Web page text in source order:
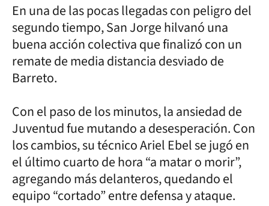
En una de las pocas llegadas con peligro del
segundo tiempo, San Jorge hilvanó una
buena acción colectiva que finalizó con un
remate de media distancia desviado de
Barreto.
Con el paso de los minutos, la ansiedad de
Juventud fue mutando a desesperación. Con
los cambios, su técnico Ariel Ebel se jugó en
el último cuarto de hora “a matar o morir”,
agregando más delanteros, quedando el
equipo “cortado” entre defensa y ataque.